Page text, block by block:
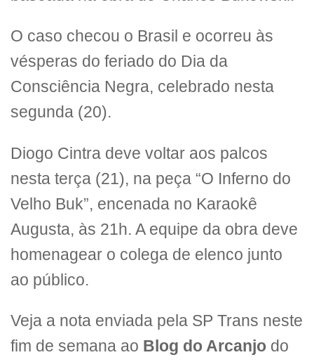
O caso checou o Brasil e ocorreu às
vésperas do feriado do Dia da
Consciência Negra, celebrado nesta
segunda (20).
Diogo Cintra deve voltar aos palcos
nesta terça (21), na peça “O Inferno do
Velho Buk”, encenada no Karaokê
Augusta, às 21h. A equipe da obra deve
homenagear o colega de elenco junto
ao público.
Veja a nota enviada pela SP Trans neste
fim de semana ao Blog do Arcanjo do